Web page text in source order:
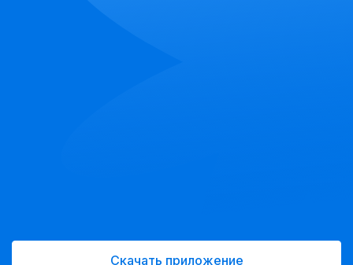
Скачать приложение